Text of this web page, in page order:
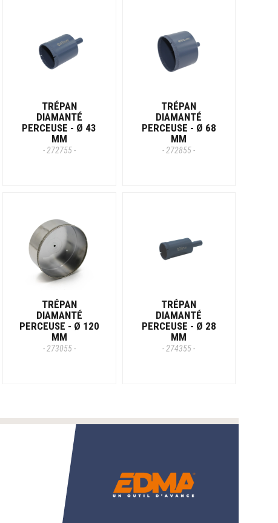
TRÉPAN
DIAMANTÉ
PERCEUSE - Ø 43
MM
- 272755 -
TRÉPAN
DIAMANTÉ
PERCEUSE - Ø 68
MM
- 272855 -
TRÉPAN
DIAMANTÉ
PERCEUSE - Ø 120
MM
- 273055 -
TRÉPAN
DIAMANTÉ
PERCEUSE - Ø 28
MM
- 274355 -